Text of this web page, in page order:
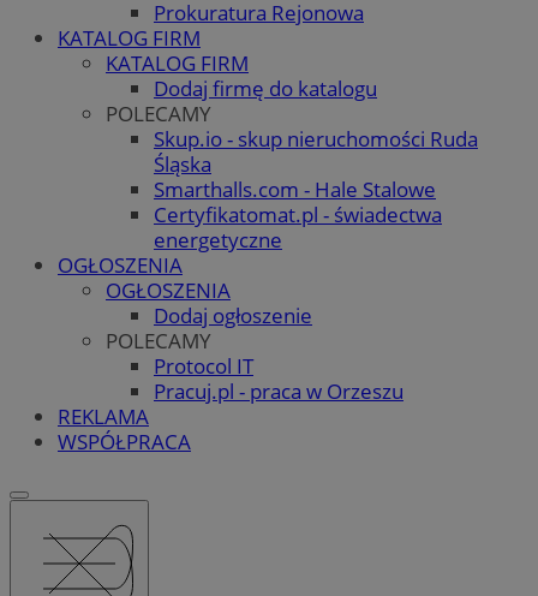
Prokuratura Rejonowa
KATALOG FIRM
KATALOG FIRM
Dodaj firmę do katalogu
POLECAMY
Skup.io - skup nieruchomości Ruda
Śląska
Smarthalls.com - Hale Stalowe
Certyfikatomat.pl - świadectwa
energetyczne
OGŁOSZENIA
OGŁOSZENIA
Dodaj ogłoszenie
POLECAMY
Protocol IT
Pracuj.pl - praca w Orzeszu
REKLAMA
WSPÓŁPRACA